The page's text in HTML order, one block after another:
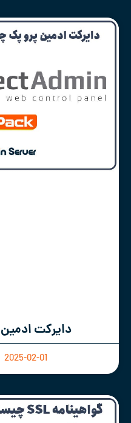
دایرکت
2025-02-01